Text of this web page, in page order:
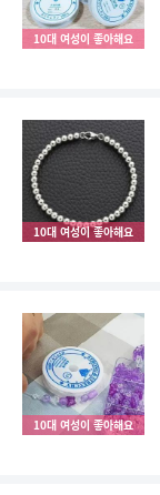
10대 여성이 좋아해요
10대 여성이 좋아해요
10대 여성이 좋아해요